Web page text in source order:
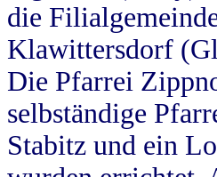
die
Klawittersdorf
Die Pfarrei
selbständige
Stabitz und ein